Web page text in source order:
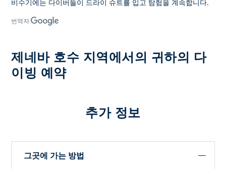
비수기에는 다이버들이 드라이 슈트를 입고 탐험을 계속합니다.
번역자
제네바 호수 지역에서의 귀하의 다
이빙 예약
추가 정보
그곳에 가는 방법